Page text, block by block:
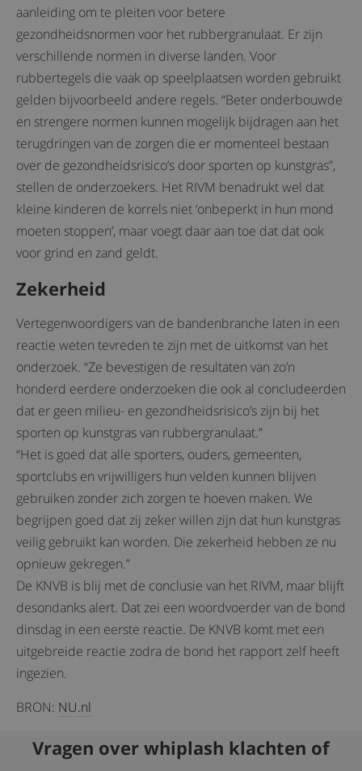
aanleiding om te pleiten voor betere
gezondheidsnormen voor het rubbergranulaat. Er zijn
verschillende normen in diverse landen. Voor
rubbertegels die vaak op speelplaatsen worden gebruikt
gelden bijvoorbeeld andere regels. “Beter onderbouwde
en strengere normen kunnen mogelijk bijdragen aan het
terugdringen van de zorgen die er momenteel bestaan
over de gezondheidsrisico’s door sporten op kunstgras”,
stellen de onderzoekers. Het RIVM benadrukt wel dat
kleine kinderen de korrels niet ‘onbeperkt in hun mond
moeten stoppen’, maar voegt daar aan toe dat dat ook
voor grind en zand geldt.
Zekerheid
Vertegenwoordigers van de bandenbranche laten in een
reactie weten tevreden te zijn met de uitkomst van het
onderzoek. “Ze bevestigen de resultaten van zo’n
honderd eerdere onderzoeken die ook al concludeerden
dat er geen milieu- en gezondheidsrisico’s zijn bij het
sporten op kunstgras van rubbergranulaat.”
“Het is goed dat alle sporters, ouders, gemeenten,
sportclubs en vrijwilligers hun velden kunnen blijven
gebruiken zonder zich zorgen te hoeven maken. We
begrijpen goed dat zij zeker willen zijn dat hun kunstgras
veilig gebruikt kan worden. Die zekerheid hebben ze nu
opnieuw gekregen.”
De KNVB is blij met de conclusie van het RIVM, maar blijft
desondanks alert. Dat zei een woordvoerder van de bond
dinsdag in een eerste reactie. De KNVB komt met een
uitgebreide reactie zodra de bond het rapport zelf heeft
ingezien.
BRON: NU.nl
Vragen over whiplash klachten of